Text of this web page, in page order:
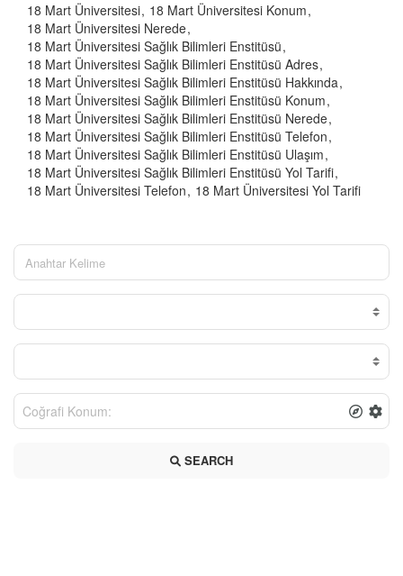
18 Mart Üniversitesi 18 Mart Üniversitesi Konum
18 Mart Üniversitesi Nerede
18 Mart Üniversitesi Sağlık Bilimleri Enstitüsü
18 Mart Üniversitesi Sağlık Bilimleri Enstitüsü Adres
18 Mart Üniversitesi Sağlık Bilimleri Enstitüsü Hakkında
18 Mart Üniversitesi Sağlık Bilimleri Enstitüsü Konum
18 Mart Üniversitesi Sağlık Bilimleri Enstitüsü Nerede
18 Mart Üniversitesi Sağlık Bilimleri Enstitüsü Telefon
18 Mart Üniversitesi Sağlık Bilimleri Enstitüsü Ulaşım
18 Mart Üniversitesi Sağlık Bilimleri Enstitüsü Yol Tarifi
18 Mart Üniversitesi Telefon 18 Mart Üniversitesi Yol Tarifi
SEARCH